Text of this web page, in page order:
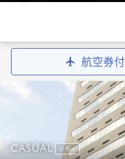
航空券
シティ